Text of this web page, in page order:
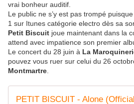
vrai bonheur auditif.
Le public ne s’y est pas trompé puisque
1 sur Itunes catégorie electro dès sa
Petit Biscuit joue maintenant dans la
attend avec impatience son premier
Le concert du 28 juin à La
pouvez vous ruer sur celui du 26
Montmartre
PETIT BISCUIT - Alone